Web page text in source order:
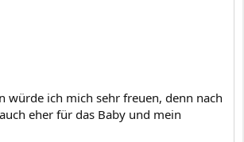
ich mich sehr freuen, denn nach
eher für das Baby und mein